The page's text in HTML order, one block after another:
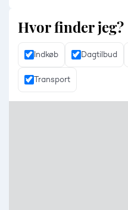
Hvor finder jeg?
Indkøb Dagtilbud
Transport